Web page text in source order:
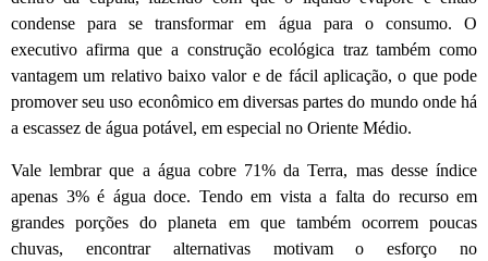
condense para se transformar em água para o consumo. O
executivo afirma que a construção ecológica traz também como
vantagem um relativo baixo valor e de fácil aplicação, o que pode
promover seu uso econômico em diversas partes do mundo onde há
a escassez de água potável, em especial no Oriente Médio.
Vale lembrar que a água cobre 71% da Terra, mas desse índice
apenas 3% é água doce. Tendo em vista a falta do recurso em
grandes porções do planeta em que também ocorrem poucas
chuvas, encontrar alternativas motivam o esforço no